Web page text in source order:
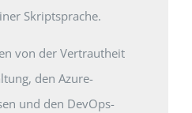
Skriptsprache.
von der Vertrautheit
den Azure-
und den DevOps-